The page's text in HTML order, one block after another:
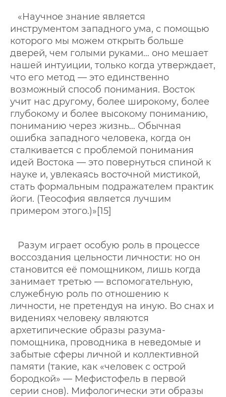
«Научное знание является
инструментом западного ума, с помощью
которого мы можем открыть больше
дверей, чем голыми руками… оно мешает
нашей интуиции, только когда утверждает,
что его метод — это единственно
возможный способ понимания. Восток
учит нас другому, более широкому, более
глубокому и более высокому пониманию,
пониманию через жизнь… Обычная
ошибка западного человека, когда он
сталкивается с проблемой понимания
идей Востока — это повернуться спиной к
науке и, увлекаясь восточной мистикой,
стать формальным подражателем практик
йоги. (Теософия является лучшим
примером этого.)»[15]
Разум играет особую роль в процессе
воссоздания цельности личности: но он
становится её помощником, лишь когда
занимает третью — вспомогательную,
служебную роль по отношению к
личности, не претендуя на иную. Во снах и
видениях человеку являются
архетипические образы разума-
помощника, проводника в неведомые и
забытые сферы личной и коллективной
памяти (такие, как «человек с острой
бородкой» — Мефистофель в первой
серии снов). Мифологически эти образы